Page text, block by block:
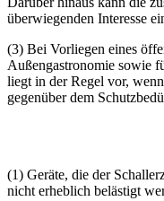
überwiegenden Interesse
(3) Bei Vorliegen eines
Außengastronomie sowie
liegt in der Regel vor,
gegenüber dem
(1) Geräte, die der
nicht erheblich belästigt